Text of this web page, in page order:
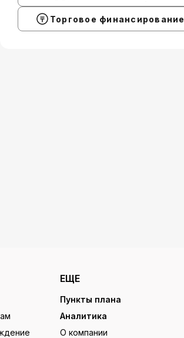
Торговое финансирование
ЕЩЕ
Пункты плана
Аналитика
О компании